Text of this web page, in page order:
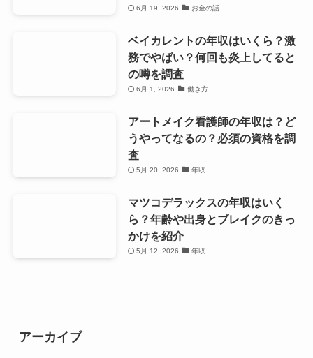
6月 19, 2026 お金の話
ベイカレントの年収はいくら？激
務でやばい？何回も炎上してると
の噂を調査
6月 1, 2026 働き方
アートメイク看護師の年収は？ど
うやってなるの？必須の資格を調
査
5月 20, 2026 年収
マツコデラックスの年収はいく
ら？年齢や出身とブレイクのきっ
かけを紹介
5月 12, 2026 年収
アーカイブ